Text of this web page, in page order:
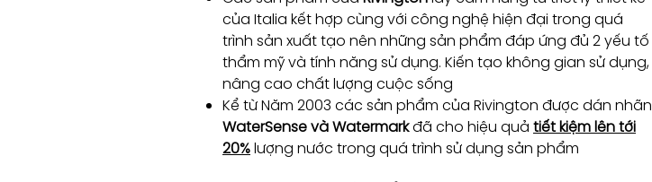
của Italia kết hợp cùng với công nghệ hiện đại trong quá
trình sản xuất tạo nên những sản phẩm đáp ứng đủ 2 yếu tố
thẩm mỹ và tính năng sử dụng. Kiến tạo không gian sử dụng,
nâng cao chất lượng cuộc sống
Kể từ Năm 2003 các sản phẩm của Rivington được dán nhãn
WaterSense và Watermarkđã cho hiệu quả tiết kiệm lên tới
20%lượng nước trong quá trình sử dụng sản phẩm